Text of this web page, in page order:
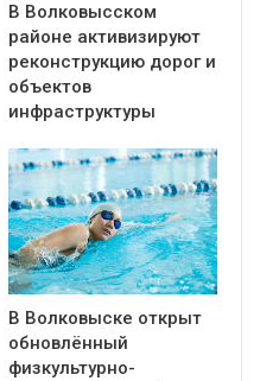
В Волковысском
районе активизируют
реконструкцию дорог и
объектов
инфраструктуры
В Волковыске открыт
обновлённый
физкультурно-